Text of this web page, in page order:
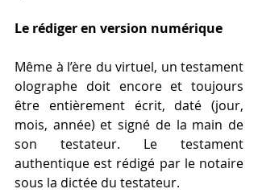
Le rédiger en version numérique
Même à l’ère du virtuel, un testament
olographe doit encore et toujours
être entièrement écrit, daté (jour,
mois, année) et signé de la main de
son testateur. Le testament
authentique est rédigé par le notaire
sous la dictée du testateur.